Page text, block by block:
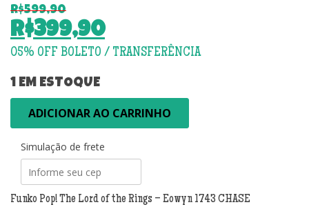
R$599,90
O
preço
era:
R$599,90.
R$399,90
O
atual
é:
R$399,90.
1 EM ESTOQUE
Pop!
Lord
the
Rings
ADICIONAR AO CARRINHO
Simulação de frete
Funko Pop! The Lord of the Rings – Eowyn 1743 CHASE